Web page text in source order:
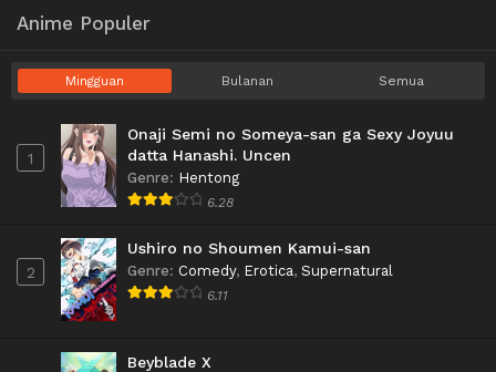
Anime Populer
Mingguan Bulanan Semua
1
Onaji Semi no Someya-san ga Sexy Joyuu
datta Hanashi. Uncen
Genre: Hentong
6.28
2
Ushiro no Shoumen Kamui-san
Genre: Comedy, Erotica, Supernatural
6.11
Beyblade X